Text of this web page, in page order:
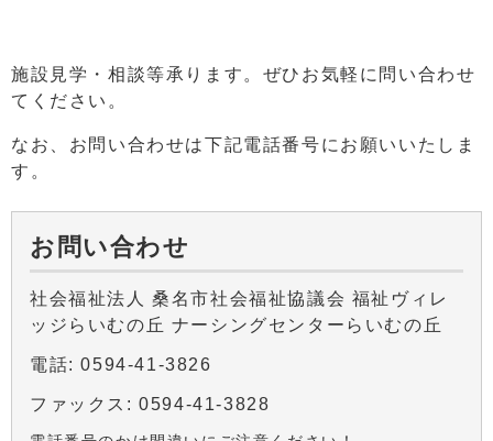
施設見学・相談等承ります。ぜひお気軽に問い合わせ
てください。
なお、お問い合わせは下記電話番号にお願いいたしま
す。
お問い合わせ
社会福祉法人 桑名市社会福祉協議会 福祉ヴィレ
ッジらいむの丘 ナーシングセンターらいむの丘
電話: 0594-41-3826
ファックス: 0594-41-3828